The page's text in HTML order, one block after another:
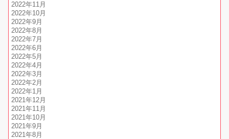
2022年11月
2022年10月
2022年9月
2022年8月
2022年7月
2022年6月
2022年5月
2022年4月
2022年3月
2022年2月
2022年1月
2021年12月
2021年11月
2021年10月
2021年9月
2021年8月